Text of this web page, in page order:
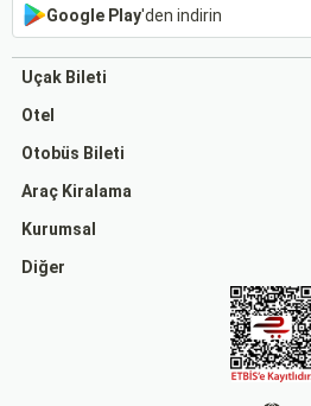
Google Play'den indirin
Uçak Bileti
Otel
Otobüs Bileti
Araç Kiralama
Kurumsal
Diğer